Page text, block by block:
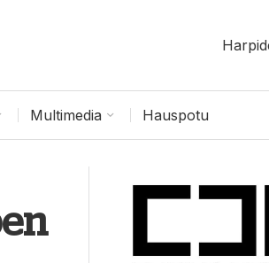
Multimedia Hauspotu